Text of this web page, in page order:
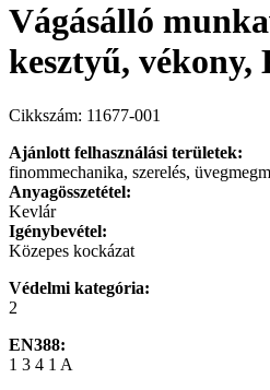
Vágásálló
kesztyű, vékony,
Cikkszám: 11677-001
Ajánlott felhasználási területek:
finommechanika, szerelés,
Anyagösszetétel:
Kevlár
Igénybevétel:
Közepes kockázat
Védelmi kategória:
2
EN388:
1 3 4 1 A